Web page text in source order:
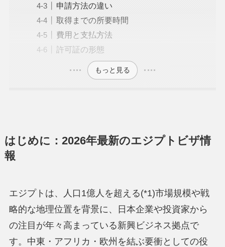
申請方法の違い
取得までの所要時間
費用と支払方法
許可証の形態
もっと見る
はじめに： 2026年最新のエジプトビザ情
報
エジプトは、人口1億人を超える(*1)市場規模や戦
略的な地理位置を背景に、日本企業や投資家から
の注目が年々高まっている新興ビジネス拠点で
す。中東・アフリカ・欧州を結ぶ要衝としての役